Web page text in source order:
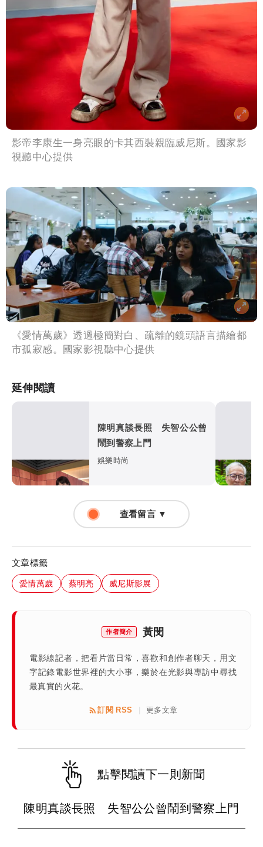
影帝李康生一身亮眼的卡其西裝親臨威尼斯。國家影
視聽中心提供
《愛情萬歲》透過極簡對白、疏離的鏡頭語言描繪都
市孤寂感。國家影視聽中心提供
延伸閱讀
陳明真談長照 失智公公曾
鬧到警察上門
娛樂時尚
查看留言 ▼
文章標籤
愛情萬歲 蔡明亮 威尼斯影展
作者簡介 黃閔
電影線記者，把看片當日常，喜歡和創作者聊天，用文
字記錄電影世界裡的大小事，樂於在光影與專訪中尋找
最真實的火花。
訂閱 RSS 更多文章
點擊閱讀下一則新聞
陳明真談長照 失智公公曾鬧到警察上門